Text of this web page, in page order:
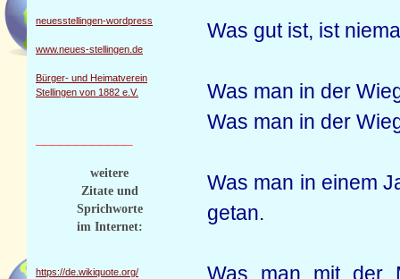
neuesstellingen-wordpress
www.neues-stellingen.de
Bürger- und Heimatverein
Stellingen von 1882 e.V.
weitere
Zitate und
Sprichworte
im Internet:
https://de.wikiquote.org/
Was gut ist, ist
Was man in der
Was man in der
Was man in einem
getan.
Was man mit der